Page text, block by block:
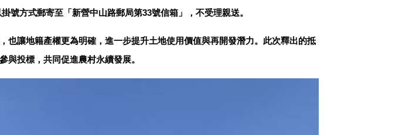
號方式郵寄至「新營中山路郵局第33號信箱」，不受理親送。
讓地籍產權更為明確，進一步提升土地使用價值與再開發潛力。此次釋出的抵
與投標，共同促進農村永續發展。